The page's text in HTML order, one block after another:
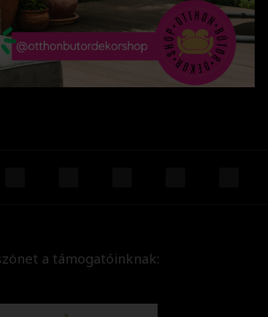
a támogatóinknak: